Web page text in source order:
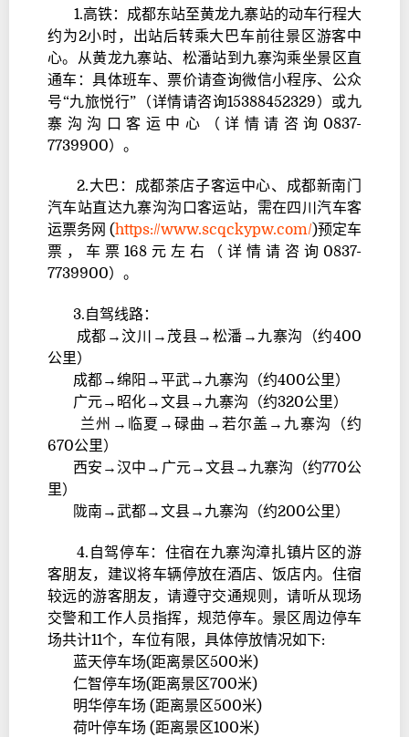
1.高铁：成都东站至黄龙九寨站的动车行程大
约为2小时，出站后转乘大巴车前往景区游客中
心。从黄龙九寨站、松潘站到九寨沟乘坐景区直
通车：具体班车、票价请查询微信小程序、公众
号“九旅悦行”（详情请咨询15388452329）或九
寨沟沟口客运中心（详情请咨询0837-
7739900）。
2.大巴：成都茶店子客运中心、成都新南门
汽车站直达九寨沟沟口客运站，需在四川汽车客
运票务网 (https://www.scqckypw.com/)预定车
票，车票168元左右（详情请咨询0837-
7739900）。
3.自驾线路：
成都→汶川→茂县→松潘→九寨沟（约400
公里）
成都→绵阳→平武→九寨沟（约400公里）
广元→昭化→文县→九寨沟（约320公里）
兰州→临夏→碌曲→若尔盖→九寨沟（约
670公里）
西安→汉中→广元→文县→九寨沟（约770公
里）
陇南→武都→文县→九寨沟‌（约200公里）
4.自驾停车：住宿在九寨沟漳扎镇片区的游
客朋友，建议将车辆停放在酒店、饭店内。住宿
较远的游客朋友，请遵守交通规则，请听从现场
交警和工作人员指挥，规范停车。景区周边停车
场共计11个，车位有限，具体停放情况如下:
蓝天停车场(距离景区500米)
仁智停车场(距离景区700米)
明华停车场 (距离景区500米)
荷叶停车场 (距离景区100米)